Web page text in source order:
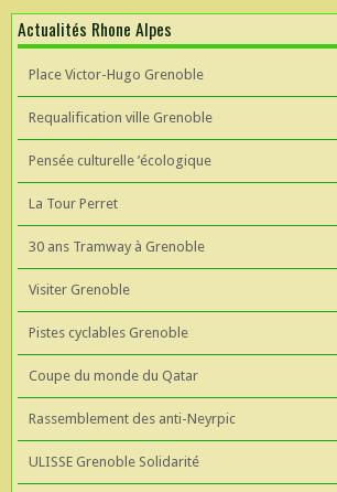
Actualités Rhone Alpes
Place Victor-Hugo Grenoble
Requalification ville Grenoble
Pensée culturelle ’écologique
La Tour Perret
30 ans Tramway à Grenoble
Visiter Grenoble
Pistes cyclables Grenoble
Coupe du monde du Qatar
Rassemblement des anti-Neyrpic
ULISSE Grenoble Solidarité